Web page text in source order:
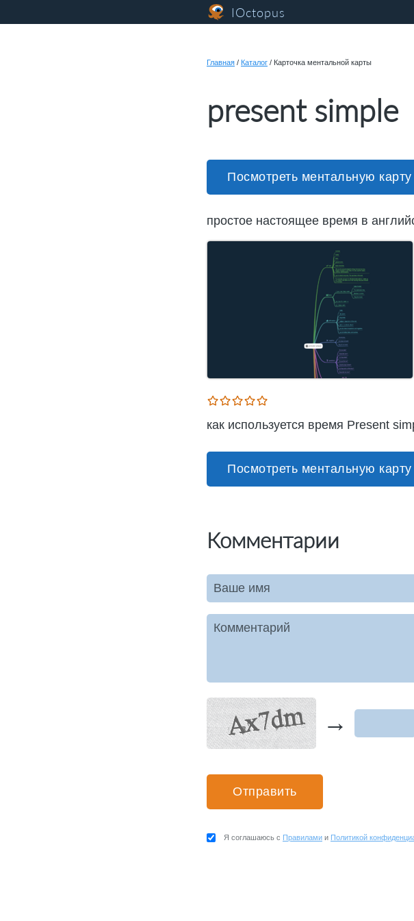
IOctopus
Главная / Каталог / Карточка ментальной карты
present simple
Посмотреть ментальную карту
простое настоящее время в
как используется время Present
Посмотреть ментальную карту
Комментарии
Ваше имя
Комментарий
→
Я соглашаюсь с Правилами и Политикой